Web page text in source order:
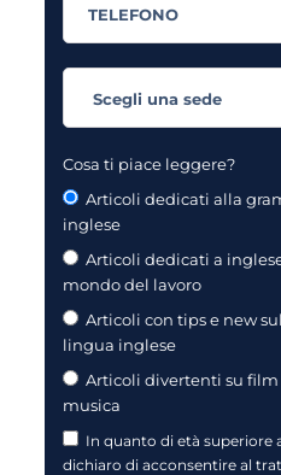
Cosa ti piace leggere?
Articoli dedicati alla
inglese
Articoli dedicati a
mondo del lavoro
Articoli con tips e new
lingua inglese
Articoli divertenti su film
musica
In quanto di età superiore
dichiaro di acconsentire al